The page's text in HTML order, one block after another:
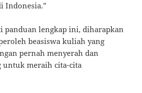
Indonesia.”
panduan lengkap ini, diharapkan
beasiswa kuliah yang
pernah menyerah dan
untuk meraih cita-cita